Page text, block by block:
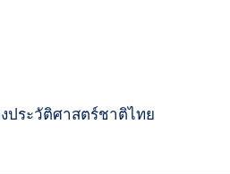
ประวัติศาสตร์ชาติไทย